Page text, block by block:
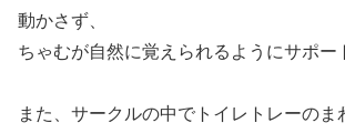
動かさず、
ちゃむが自然に覚えられるようにサポー
また、サークルの中でトイレトレーのま